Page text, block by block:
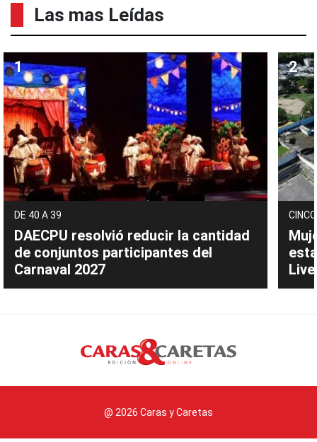
Las mas Leídas
DE 40 A 39
DAECPU resolvió reducir la cantidad
de conjuntos participantes del
Carnaval 2027
@ 2026 Caras y Caretas